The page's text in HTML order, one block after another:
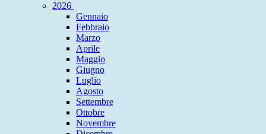
2026
Gennaio
Febbraio
Marzo
Aprile
Maggio
Giugno
Luglio
Agosto
Settembre
Ottobre
Novembre